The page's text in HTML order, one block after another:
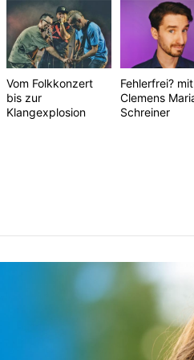
Vom Folkkonzert
bis zur
Klangexplosion
Fehlerfrei? mit
Clemens
Schreiner